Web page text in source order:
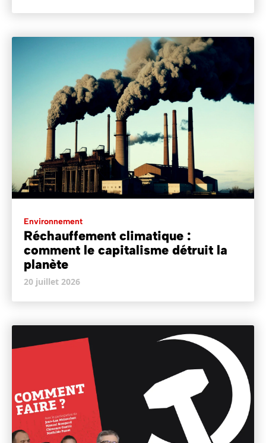
Environnement
Réchauffement climatique :
comment le capitalisme détruit la
planète
20 juillet 2026